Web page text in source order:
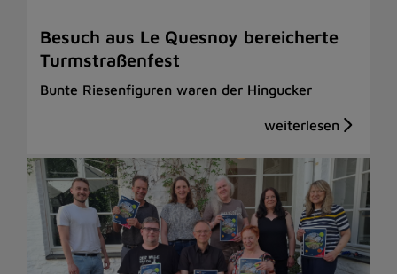
Besuch aus Le Quesnoy bereicherte
Turmstraßenfest
Bunte Riesenfiguren waren der Hingucker